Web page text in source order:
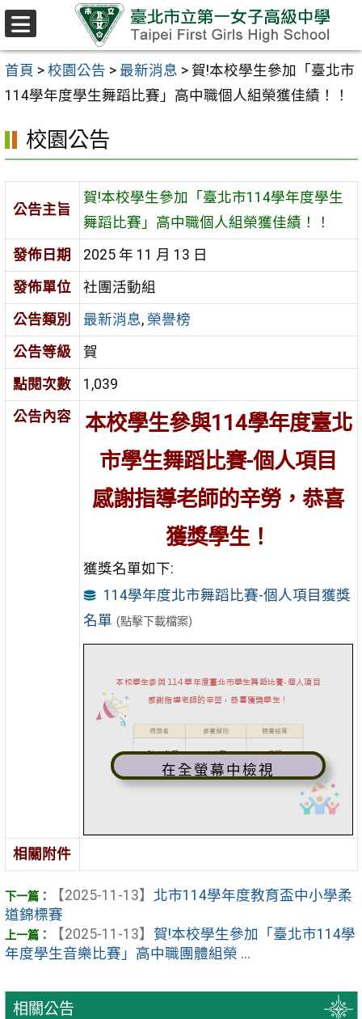
跳至主要內容區
首頁 > 校園公告 > 最新消息 > 賀!本校學生參加「臺北市
114學年度學生舞蹈比賽」高中職個人組榮獲佳績！！
相關公告
校園公告
公告主旨
賀!本校學生參加「臺北市114學年度學生
舞蹈比賽」高中職個人組榮獲佳績！！
發佈日期
2025 年 11 月 13 日
發佈單位
社團活動組
公告類別
最新消息, 榮譽榜
公告等級
賀
點閱次數
1,039
公告內容
本校學生參與114學年度臺北
市學生舞蹈比賽-個人項目
感謝指導老師的辛勞，恭喜
獲獎學生！
獲獎名單如下:
114學年度北市舞蹈比賽-個人項目獲獎
名單 (點擊下載檔案)
在全螢幕中檢視
相關附件
【2025-11-13】 北市114學年度教育盃中小學柔
道錦標賽
【2025-11-13】 賀!本校學生參加「臺北市114學
年度學生音樂比賽」高中職團體組榮 ...
選
單